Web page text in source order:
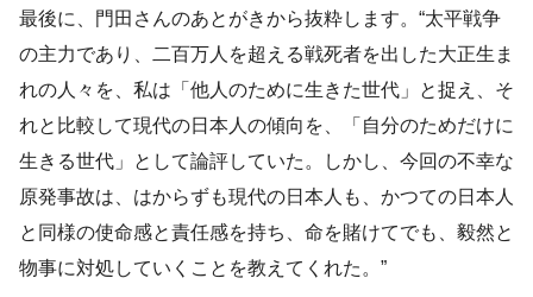
最後に、門田さんのあとがきから抜粋します。“太平戦争
の主力であり、二百万人を超える戦死者を出した大正生ま
れの人々を、私は「他人のために生きた世代」と捉え、そ
れと比較して現代の日本人の傾向を、「自分のためだけに
生きる世代」として論評していた。しかし、今回の不幸な
原発事故は、はからずも現代の日本人も、かつての日本人
と同様の使命感と責任感を持ち、命を賭けてでも、毅然と
物事に対処していくことを教えてくれた。”